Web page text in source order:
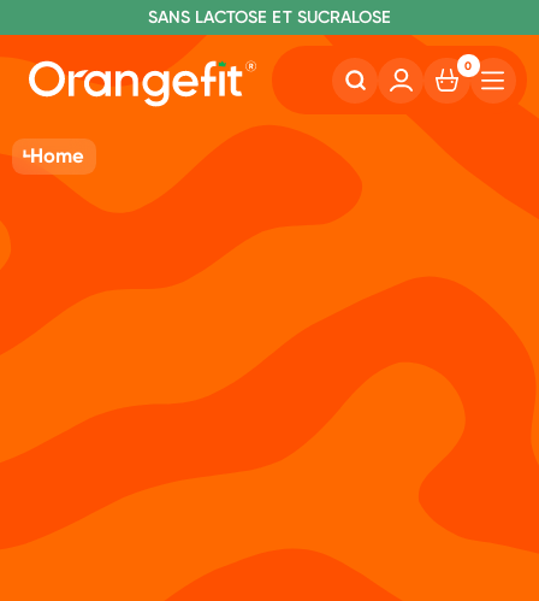
SANS LACTOSE ET SUCRALOSE
OMMANDE AVANT 22H00, EXPÉDIÉ AUJOURD'HUI
IVRAISON GRATUITE À PARTIR DE 40€
0
Home